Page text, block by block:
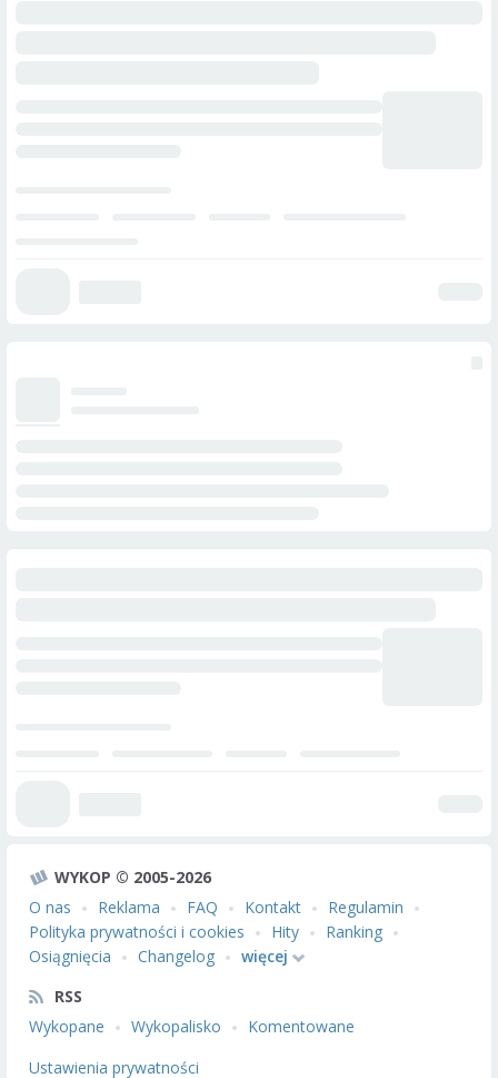
WYKOP © 2005-2026
O nas
Reklama FAQ Kontakt
Regulamin
Polityka prywatności i cookies
Hity
Ranking
Osiągnięcia
Changelog
więcej
RSS
Wykopane
Wykopalisko
Komentowane
Ustawienia prywatności